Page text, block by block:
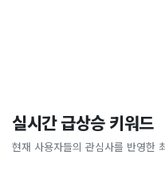
실시간 급상승 키워드
현재 사용자들의 관심사를 반영한